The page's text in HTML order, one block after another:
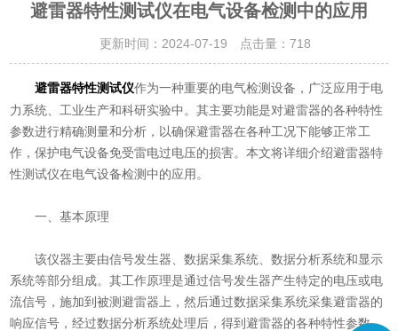
避雷器特性测试仪在电气设备检测中的应用
更新时间：2024-07-19 点击量： 718
避雷器特性测试仪作为一种重要的电气检测设备，广泛应用于电
力系统、工业生产和科研实验中。其主要功能是对避雷器的各种特性
参数进行精确测量和分析，以确保避雷器在各种工况下能够正常工
作，保护电气设备免受雷电过电压的损害。本文将详细介绍避雷器特
性测试仪在电气设备检测中的应用。
一、基本原理
该仪器主要由信号发生器、数据采集系统、数据分析系统和显示
系统等部分组成。其工作原理是通过信号发生器产生特定的电压或电
流信号，施加到被测避雷器上，然后通过数据采集系统采集避雷器的
响应信号，经过数据分析系统处理后，得到避雷器的各种特性参数，